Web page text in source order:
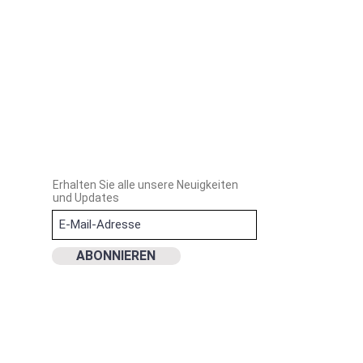
Erhalten Sie alle unsere Neuigkeiten
und Updates
ABONNIEREN